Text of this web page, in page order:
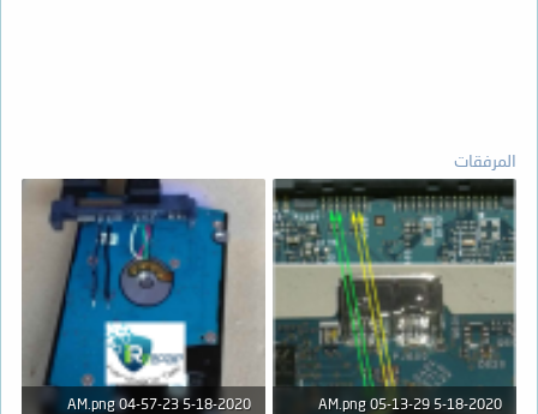
المرفقات
5-18-2020 05-13-29 AM.png
5-18-2020 04-57-23 AM.png